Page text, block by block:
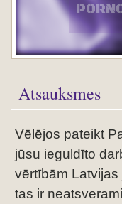
Atsauksmes
Vēlējos pateikt
jūsu ieguldīto
vērtībām Latvijas
tas ir